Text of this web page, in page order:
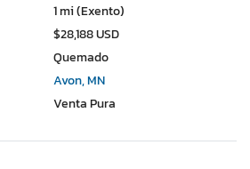
1 mi (Exento)
$28,188 USD
Quemado
Avon, MN
Venta Pura